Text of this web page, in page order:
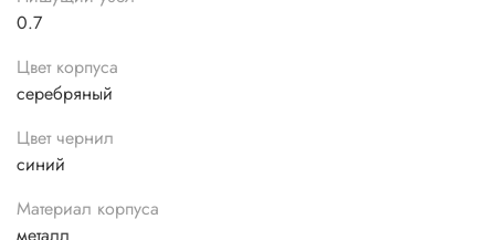
0.7
Цвет корпуса
серебряный
Цвет чернил
синий
Материал корпуса